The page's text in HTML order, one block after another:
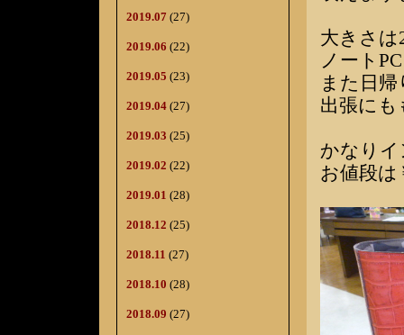
2019.07 (27)
2019.06 (22)
2019.05 (23)
2019.04 (27)
2019.03 (25)
2019.02 (22)
2019.01 (28)
2018.12 (25)
2018.11 (27)
2018.10 (28)
2018.09 (27)
大きさは
ノート
また日
出張に
かなり
お値段は